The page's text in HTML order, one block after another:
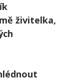
živitelka,